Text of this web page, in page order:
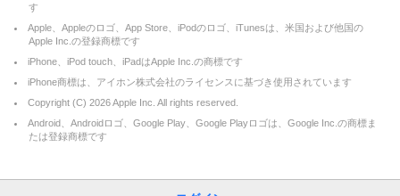
す
Apple、Appleのロゴ、App Store、iPodのロゴ、iTunesは、米国および他国の
Apple Inc.の登録商標です
iPhone、iPod touch、iPadはApple Inc.の商標です
iPhone商標は、アイホン株式会社のライセンスに基づき使用されています
Copyright (C) 2026Apple Inc. All rights reserved.
Android、Androidロゴ、Google Play、Google Playロゴは、Google Inc.の商標ま
たは登録商標です